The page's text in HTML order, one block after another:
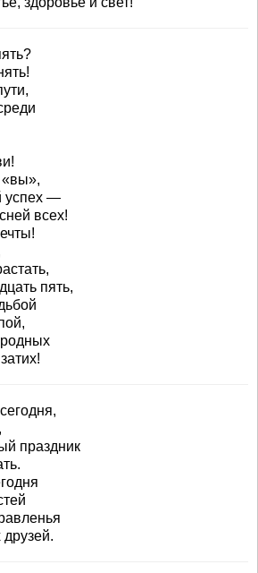
«вы»,
успех —
всех!
пять,
праздник